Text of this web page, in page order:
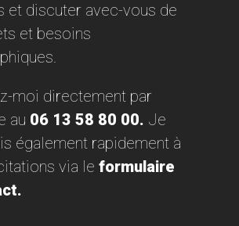
et discuter avec-vous de
et besoins
moi directement par
au 06 13 58 80 00. Je
également rapidement à
via le formulaire
.